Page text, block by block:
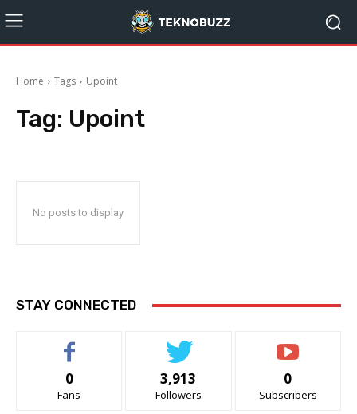
Home Tags Upoint
Tag: Upoint
No posts to display
STAY CONNECTED
0
Fans
3,913
Followers
0
Subscribers